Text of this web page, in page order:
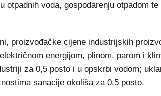
otpadnih voda, gospodarenju otpadom
proizvođačke cijene industrijskih
energijom, plinom, parom i
za 0,5 posto i u opskrbi vodom;
sanacije okoliša za 0,5 posto.